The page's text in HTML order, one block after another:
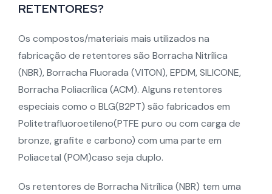
RETENTORES?
Os compostos/materiais mais utilizados na
fabricação de retentores são Borracha Nitrílica
(NBR), Borracha Fluorada (VITON), EPDM, SILICONE,
Borracha Poliacrílica (ACM). Alguns retentores
especiais como o BLG(B2PT) são fabricados em
Politetrafluoroetileno(PTFE puro ou com carga de
bronze, grafite e carbono) com uma parte em
Poliacetal (POM)caso seja duplo.
Os retentores de Borracha Nitrílica (NBR) tem uma